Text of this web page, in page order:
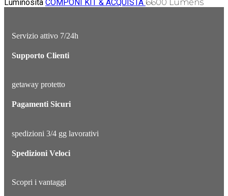
Luminosità COMPONI KIT & ACQUISTA 6600 Lumens
Servizio attivo 7/24h
Supporto Clienti
getaway protetto
Pagamenti Sicuri
spedizioni 3/4 gg lavorativi
Spedizioni Veloci
Scopri i vantaggi